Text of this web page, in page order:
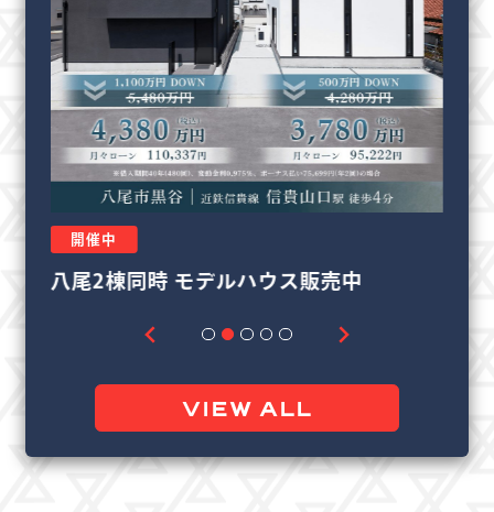
開催中
リフォーム＆リノベーション相談会
VIEW ALL